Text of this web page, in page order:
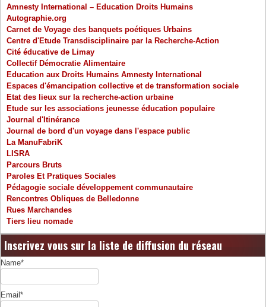
Amnesty International – Education Droits Humains
Autographie.org
Carnet de Voyage des banquets poétiques Urbains
Centre d'Etude Transdisciplinaire par la Recherche-Action
Cité éducative de Limay
Collectif Démocratie Alimentaire
Education aux Droits Humains Amnesty International
Espaces d'émancipation collective et de transformation sociale
Etat des lieux sur la recherche-action urbaine
Etude sur les associations jeunesse éducation populaire
Journal d'Itinérance
Journal de bord d'un voyage dans l'espace public
La ManuFabriK
LISRA
Parcours Bruts
Paroles Et Pratiques Sociales
Pédagogie sociale développement communautaire
Rencontres Obliques de Belledonne
Rues Marchandes
Tiers lieu nomade
Inscrivez vous sur la liste de diffusion du réseau
Name*
Email*